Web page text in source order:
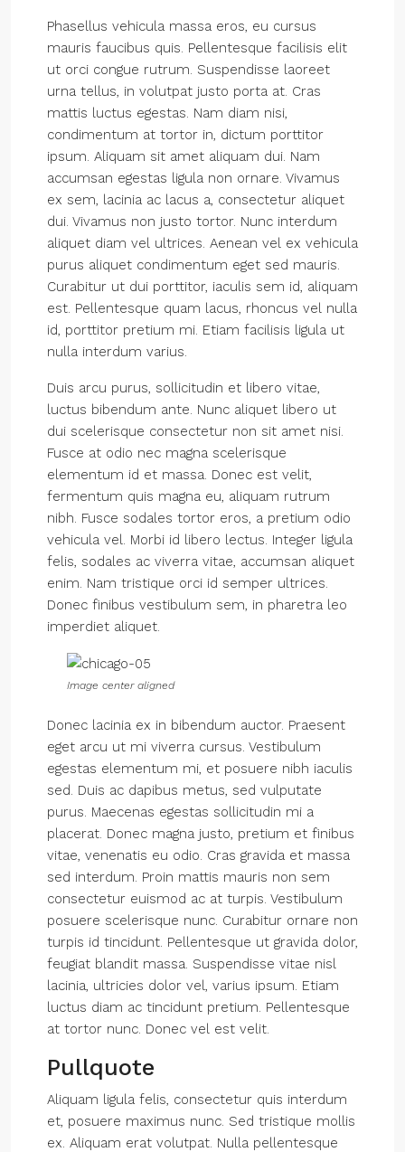
Phasellus vehicula massa eros, eu cursus
mauris faucibus quis. Pellentesque facilisis elit
ut orci congue rutrum. Suspendisse laoreet
urna tellus, in volutpat justo porta at. Cras
mattis luctus egestas. Nam diam nisi,
condimentum at tortor in, dictum porttitor
ipsum. Aliquam sit amet aliquam dui. Nam
accumsan egestas ligula non ornare. Vivamus
ex sem, lacinia ac lacus a, consectetur aliquet
dui. Vivamus non justo tortor. Nunc interdum
aliquet diam vel ultrices. Aenean vel ex vehicula
purus aliquet condimentum eget sed mauris.
Curabitur ut dui porttitor, iaculis sem id, aliquam
est. Pellentesque quam lacus, rhoncus vel nulla
id, porttitor pretium mi. Etiam facilisis ligula ut
nulla interdum varius.
Duis arcu purus, sollicitudin et libero vitae,
luctus bibendum ante. Nunc aliquet libero ut
dui scelerisque consectetur non sit amet nisi.
Fusce at odio nec magna scelerisque
elementum id et massa. Donec est velit,
fermentum quis magna eu, aliquam rutrum
nibh. Fusce sodales tortor eros, a pretium odio
vehicula vel. Morbi id libero lectus. Integer ligula
felis, sodales ac viverra vitae, accumsan aliquet
enim. Nam tristique orci id semper ultrices.
Donec finibus vestibulum sem, in pharetra leo
imperdiet aliquet.
Image center aligned
Donec lacinia ex in bibendum auctor. Praesent
eget arcu ut mi viverra cursus. Vestibulum
egestas elementum mi, et posuere nibh iaculis
sed. Duis ac dapibus metus, sed vulputate
purus. Maecenas egestas sollicitudin mi a
placerat. Donec magna justo, pretium et finibus
vitae, venenatis eu odio. Cras gravida et massa
sed interdum. Proin mattis mauris non sem
consectetur euismod ac at turpis. Vestibulum
posuere scelerisque nunc. Curabitur ornare non
turpis id tincidunt. Pellentesque ut gravida dolor,
feugiat blandit massa. Suspendisse vitae nisl
lacinia, ultricies dolor vel, varius ipsum. Etiam
luctus diam ac tincidunt pretium. Pellentesque
at tortor nunc. Donec vel est velit.
Pullquote
Aliquam ligula felis, consectetur quis interdum
et, posuere maximus nunc. Sed tristique mollis
ex. Aliquam erat volutpat. Nulla pellentesque